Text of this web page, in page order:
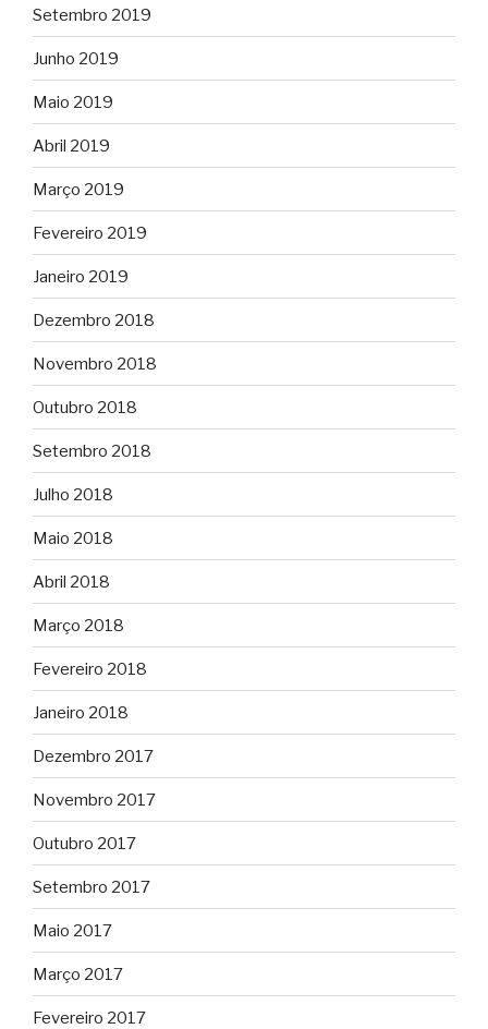
Setembro 2019
Junho 2019
Maio 2019
Abril 2019
Março 2019
Fevereiro 2019
Janeiro 2019
Dezembro 2018
Novembro 2018
Outubro 2018
Setembro 2018
Julho 2018
Maio 2018
Abril 2018
Março 2018
Fevereiro 2018
Janeiro 2018
Dezembro 2017
Novembro 2017
Outubro 2017
Setembro 2017
Maio 2017
Março 2017
Fevereiro 2017